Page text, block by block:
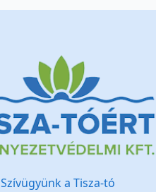
Szívügyünk a Tisza-tó